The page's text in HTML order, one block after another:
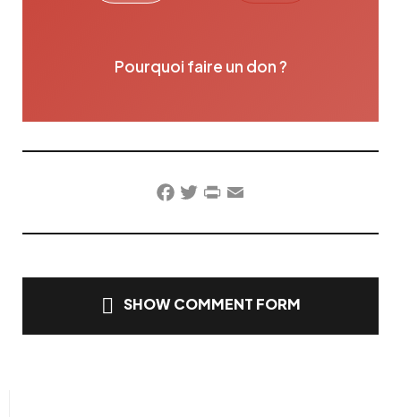
Pourquoi faire un don ?
Facebook
TwitterPrintFriendly
Email
SHOW COMMENT FORM